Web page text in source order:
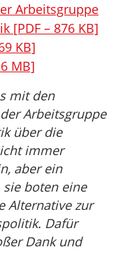
Arbeitsgruppe
[PDF – 876 KB]
KB]
MB]
mit den
Arbeitsgruppe
über die
immer
aber ein
boten eine
Alternative zur
Dafür
Dank und